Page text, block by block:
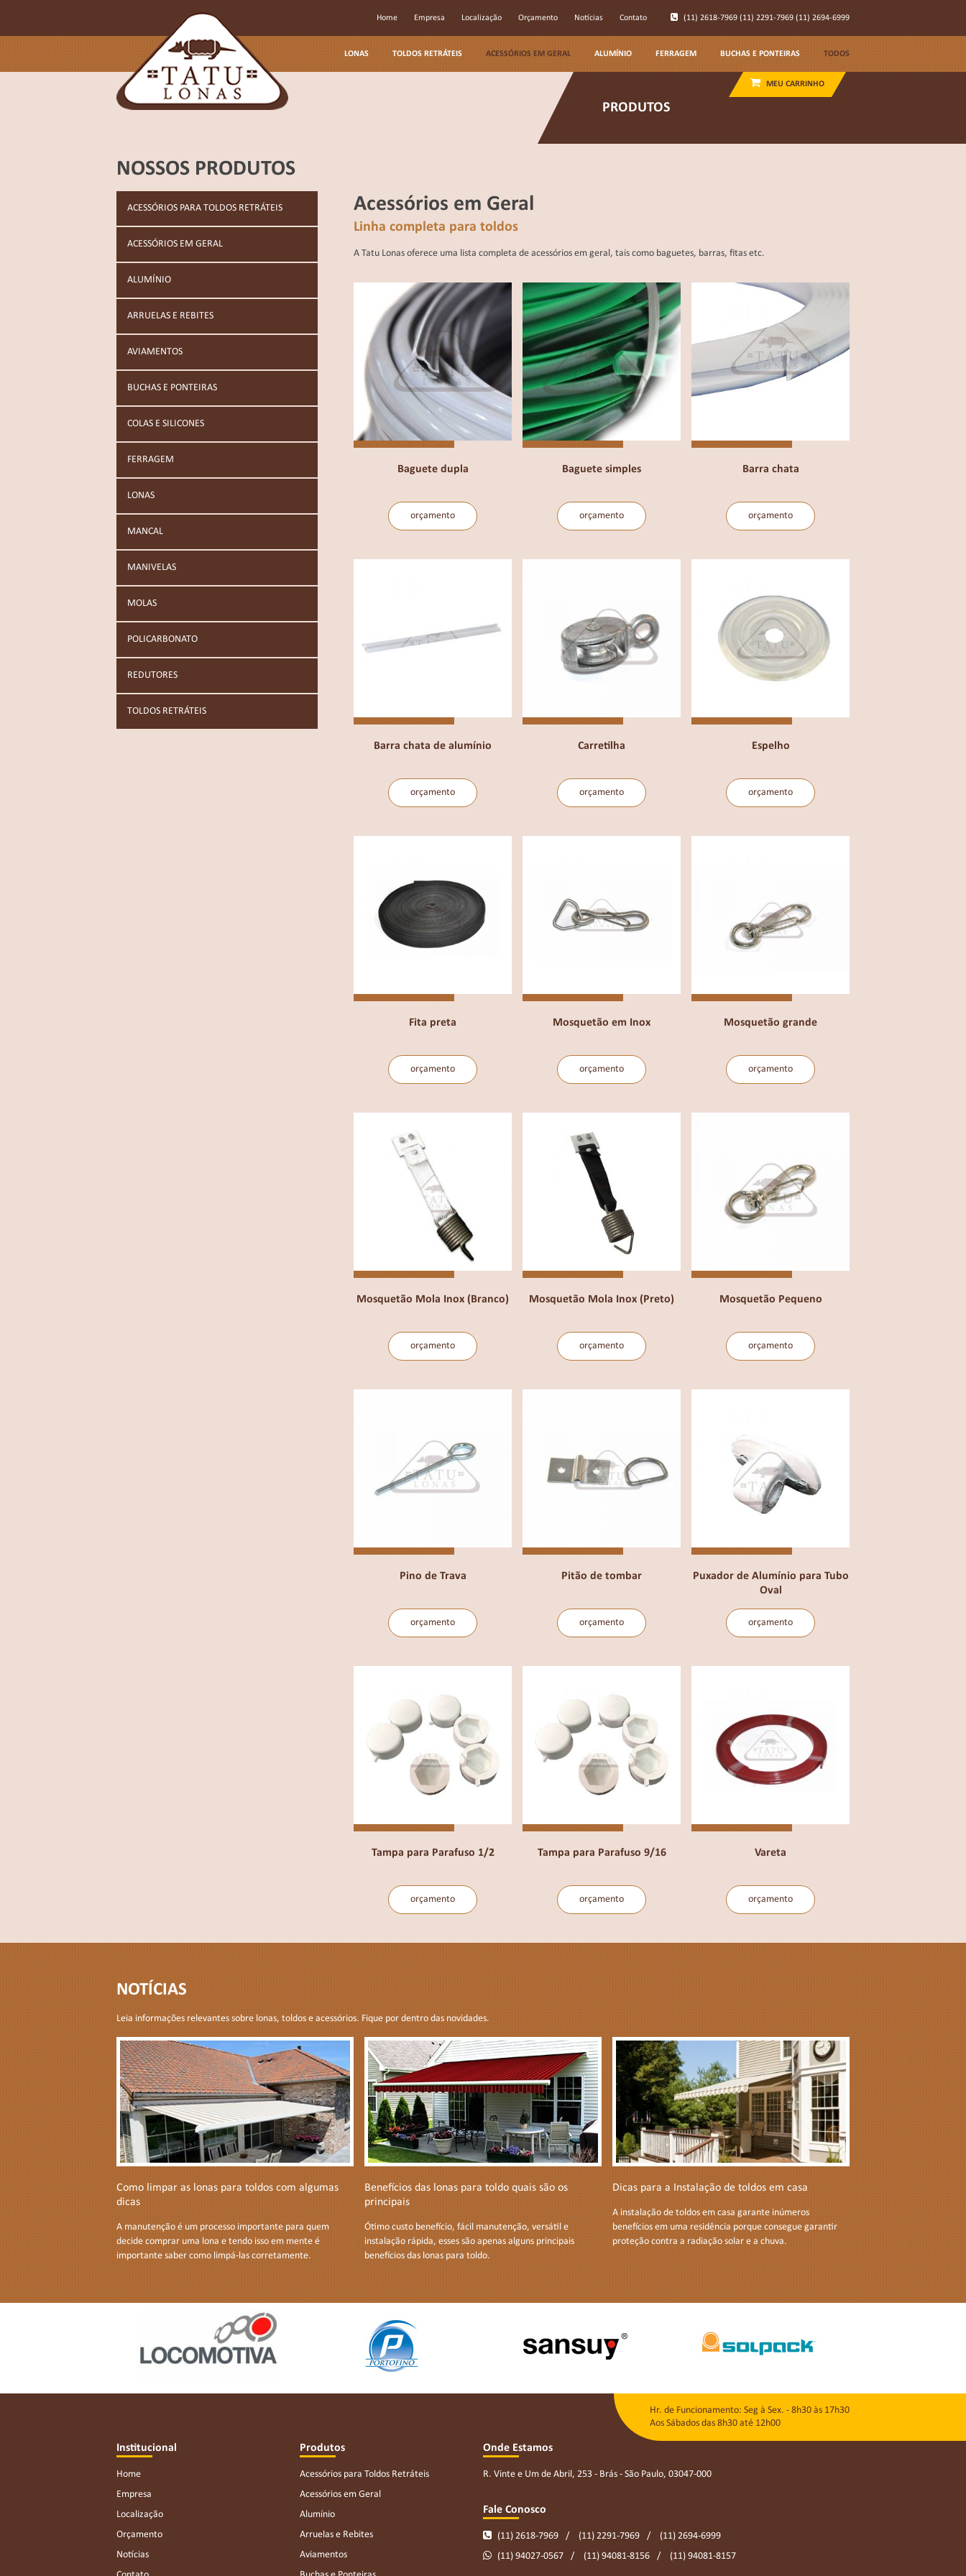
Home Empresa Localização Orçamento Notícias Contato (11) 2618-7969 (11) 2291-7969 (11) 2694-6999
LONAS TOLDOS RETRÁTEIS ACESSÓRIOS EM GERAL ALUMÍNIO FERRAGEM BUCHAS E PONTEIRAS TODOS
ACESSÓRIOS EM GERAL
ARRUELAS E REBITES
MANIVELAS
REDUTORES
MEU CARRINHO
PRODUTOS
NOSSOS PRODUTOS
ACESSÓRIOS PARA TOLDOS RETRÁTEIS
ACESSÓRIOS EM GERAL
ALUMÍNIO
ARRUELAS E REBITES
AVIAMENTOS
BUCHAS E PONTEIRAS
COLAS E SILICONES
FERRAGEM
LONAS
MANCAL
MANIVELAS
MOLAS
POLICARBONATO
REDUTORES
TOLDOS RETRÁTEIS
Acessórios em Geral
Linha completa para toldos
A Tatu Lonas oferece uma lista completa de acessórios em geral, tais como baguetes, barras, fitas etc.
Baguete dupla
orçamento
Baguete simples
orçamento
Barra chata
orçamento
Barra chata de alumínio
orçamento
Carretilha
orçamento
Espelho
orçamento
Fita preta
orçamento
Mosquetão em Inox
orçamento
Mosquetão grande
orçamento
Mosquetão Mola Inox (Branco)
orçamento
Mosquetão Mola Inox (Preto)
orçamento
Mosquetão Pequeno
orçamento
Pino de Trava
orçamento
Pitão de tombar
orçamento
Puxador de Alumínio para Tubo
Oval
orçamento
Tampa para Parafuso 1/2
orçamento
Tampa para Parafuso 9/16
orçamento
Vareta
orçamento
NOTÍCIAS
Leia informações relevantes sobre lonas, toldos e acessórios. Fique por dentro das novidades.
Como limpar as lonas para toldos com algumas
dicas
A manutenção é um processo importante para quem
decide comprar uma lona e tendo isso em mente é
importante saber como limpá-las corretamente.
Benefícios das lonas para toldo quais são os
principais
Ótimo custo benefício, fácil manutenção, versátil e
instalação rápida, esses são apenas alguns principais
benefícios das lonas para toldo.
Dicas para a Instalação de toldos em casa
A instalação de toldos em casa garante inúmeros
benefícios em uma residência porque consegue garantir
proteção contra a radiação solar e a chuva.
Hr. de Funcionamento: Seg à Sex. - 8h30 às 17h30
Aos Sábados das 8h30 até 12h00
Institucional
Home
Empresa
Localização
Orçamento
Notícias
Produtos
Acessórios para Toldos Retráteis
Acessórios em Geral
Alumínio
Arruelas e Rebites
Aviamentos
Onde Estamos
R. Vinte e Um de Abril, 253 - Brás - São Paulo, 03047-000
Fale Conosco
(11) 2618-7969 (11) 2291-7969
(11) 2694-6999
(11) 94027-0567
(11) 94081-8156 (11) 94081-8157